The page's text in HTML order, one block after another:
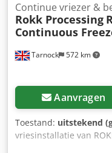
Tarnock 572 km
Continue vriezer &
Rokk Processing
Continuous
Aanvragen
Toestand: uitstekend
vriesinstallatie van
besturingseenheid.